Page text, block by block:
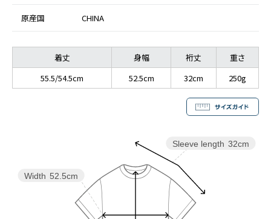
原産国 CHINA
着丈 身幅 裄丈
重さ
55.5/54.5cm
52.5cm 32cm 250g
Sleeve length 32cm
Width 52.5cm